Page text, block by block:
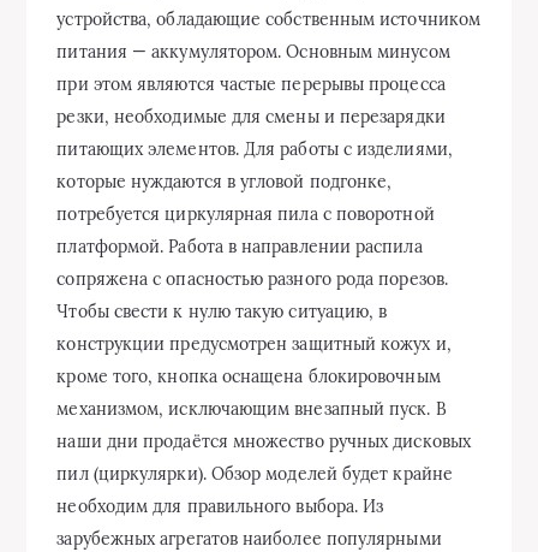
устройства, обладающие собственным источником
питания — аккумулятором. Основным минусом
при этом являются частые перерывы процесса
резки, необходимые для смены и перезарядки
питающих элементов. Для работы с изделиями,
которые нуждаются в угловой подгонке,
потребуется циркулярная пила с поворотной
платформой. Работа в направлении распила
сопряжена с опасностью разного рода порезов.
Чтобы свести к нулю такую ситуацию, в
конструкции предусмотрен защитный кожух и,
кроме того, кнопка оснащена блокировочным
механизмом, исключающим внезапный пуск. В
наши дни продаётся множество ручных дисковых
пил (циркулярки). Обзор моделей будет крайне
необходим для правильного выбора. Из
зарубежных агрегатов наиболее популярными